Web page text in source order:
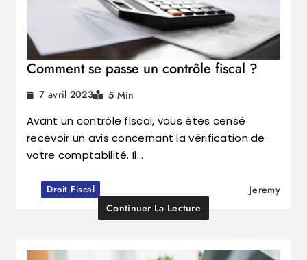
Comment se passe un contrôle fiscal ?
7 avril 2023 5 Min
Avant un contrôle fiscal, vous êtes censé
recevoir un avis concernant la vérification de
votre comptabilité. Il…
Droit Fiscal
Jeremy
Continuer La Lecture